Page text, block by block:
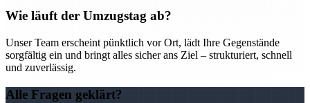
Wie läuft der Umzugstag ab?
Unser Team erscheint pünktlich vor Ort, lädt Ihre Gegenstände
sorgfältig ein und bringt alles sicher ans Ziel – strukturiert, schnell
und zuverlässig.
Alle Fragen geklärt?